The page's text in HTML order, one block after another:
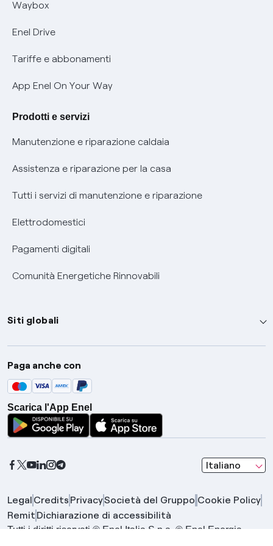
Offerta Tutela Vulnerabilità Gas
Mobilità Elettrica
Phishing e truffe online
Verifica chi ti ha chiamato
Informativa RAEE
Waybox
Enel Drive
Tariffe e abbonamenti
App Enel On Your Way
Prodotti e servizi
Manutenzione e riparazione caldaia
Assistenza e riparazione per la casa
Tutti i servizi di manutenzione e riparazione
Elettrodomestici
Pagamenti digitali
Comunità Energetiche Rinnovabili
Siti globali
Enel Group
Enel Green Power
Global Trading
Global Procurement
Gridspertise
Paga anche con
Scarica l'App Enel
Italiano
seleziona una
Legal Credits PrivacySocietà del Gruppo Cookie Policy
Remit Dichiarazione di accessibilità
Tutti i diritti riservati © Enel Italia S.p.a. © Enel Energia